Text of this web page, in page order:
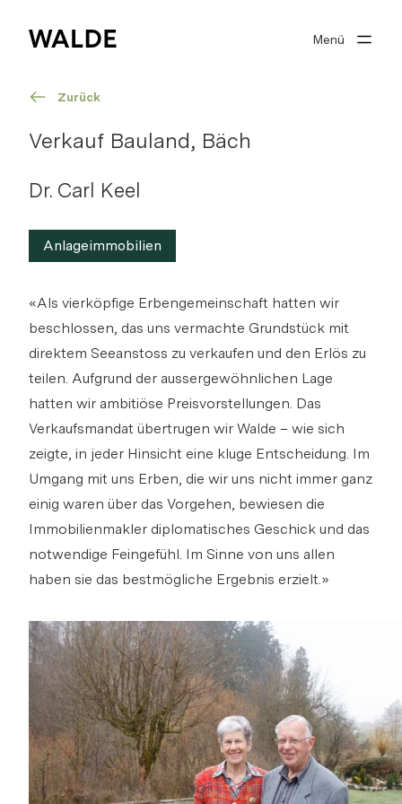
Menü
Immobilienwelt
Immobilienwissen
Über Walde
Gut beraten
Zurück
Verkauf Bauland, Bäch
Dr. Carl Keel
Anlageimmobilien
«Als vierköpfige Erbengemeinschaft hatten wir
beschlossen, das uns vermachte Grundstück mit
direktem Seeanstoss zu verkaufen und den Erlös zu
teilen. Aufgrund der aussergewöhnlichen Lage
hatten wir ambitiöse Preisvorstellungen. Das
Verkaufsmandat übertrugen wir Walde – wie sich
zeigte, in jeder Hinsicht eine kluge Entscheidung. Im
Umgang mit uns Erben, die wir uns nicht immer ganz
einig waren über das Vorgehen, bewiesen die
Immobilienmakler diplomatisches Geschick und das
notwendige Feingefühl. Im Sinne von uns allen
haben sie das bestmögliche Ergebnis erzielt.»